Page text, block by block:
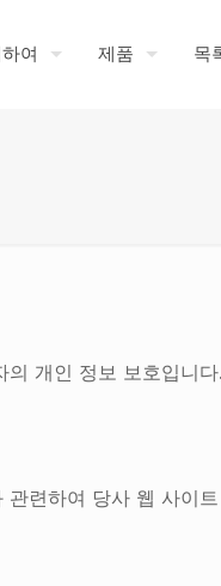
여 제품 목
개인 정보 보호입니
련하여 당사 웹 사이